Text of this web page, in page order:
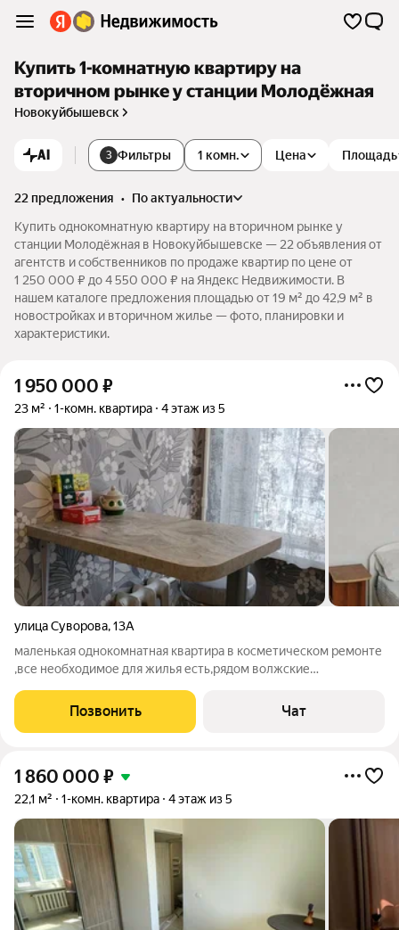
Купить 1-комнатную квартиру на
вторичном рынке у станции Молодёжная
Новокуйбышевск
AI 3 Фильтры 1 комн. Цена Площадь
22 предложения •
по актуальности
Купить однокомнатную квартиру на вторичном рынке у
станции Молодёжная в Новокуйбышевске — 22 объявления от
агентств и собственников по продаже квартир по цене от
1 250 000 ₽ до 4 550 000 ₽ на Яндекс Недвижимости. В
нашем каталоге предложения площадью от 19 м² до 42,9 м² в
новостройках и вторичном жилье — фото, планировки и
характеристики.
1 950 000 ₽
23 м² 1-комн. квартира 4 этаж из 5
улица Суворова,13А
маленькая однокомнатная квартира в косметическом ремонте
,все необходимое для жилья есть,рядом волжские
Позвонить Чат
1 860 000 ₽
22,1 м² 1-комн. квартира 4 этаж из 5